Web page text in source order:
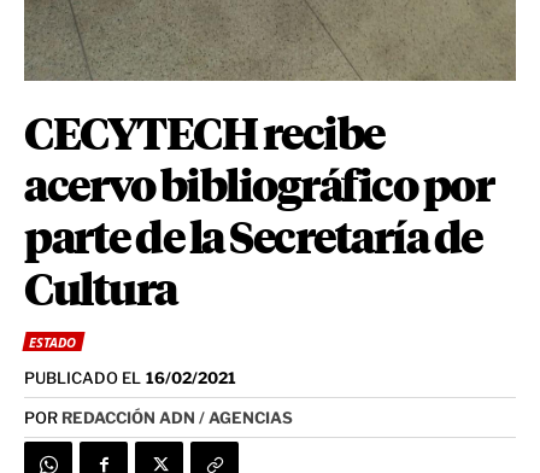
CECYTECH recibe
acervo bibliográfico por
parte de la Secretaría de
Cultura
ESTADO
PUBLICADO EL 16/02/2021
POR REDACCIÓN ADN / AGENCIAS